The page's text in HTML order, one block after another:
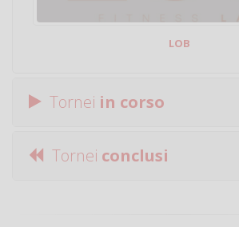
LOB
Tornei in corso
Tornei conclusi